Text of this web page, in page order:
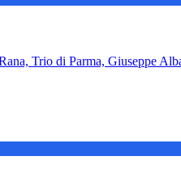
Trio di Parma, Giuseppe